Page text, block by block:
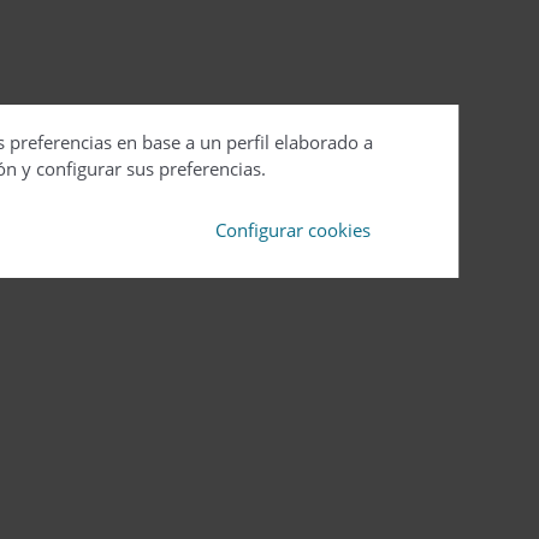
en base a un perfil elaborado a
y configurar sus preferencias.
Configurar cookies